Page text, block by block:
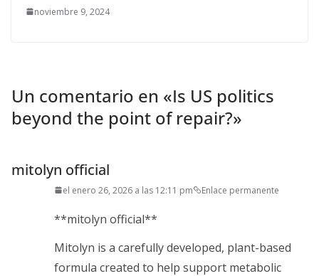
noviembre 9, 2024
Un comentario en «Is US politics
beyond the point of repair?»
mitolyn official
el enero 26, 2026 a las 12:11 pm Enlace permanente
**mitolyn official**
Mitolyn is a carefully developed, plant-based
formula created to help support metabolic